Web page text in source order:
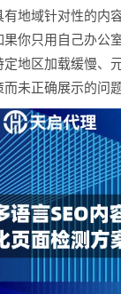
地域针对性的内
你只用自己办公
地区加载缓慢、
未正确展示的问题